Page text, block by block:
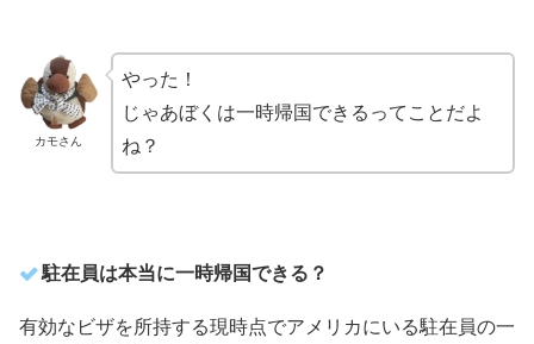
カモさん
やった！
じゃあぼくは一時帰国できるってことだよ
ね？
駐在員は本当に一時帰国できる？
有効なビザを所持する現時点でアメリカにいる駐在員の一